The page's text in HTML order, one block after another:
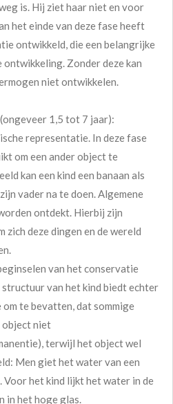
is. Hij ziet haar niet en voor
het einde van deze fase heeft
ontwikkeld, die een belangrijke
Zonder deze kan
niet ontwikkelen.
(ongeveer 1,5 tot 7 jaar):
representatie. In deze fase
om een ander object te
kan een kind een banaan als
vader na te doen. Algemene
ontdekt. Hierbij zijn
zich deze dingen en de wereld
van het conservatie
van het kind biedt echter
te bevatten, dat sommige
object niet
terwijl het object wel
Men giet het water van een
Voor het kind lijkt het water in de
in het hoge glas.